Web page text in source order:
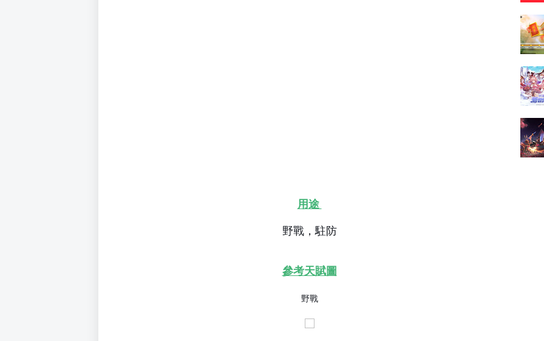
用途
野戰，駐防
參考天賦圖
野戰